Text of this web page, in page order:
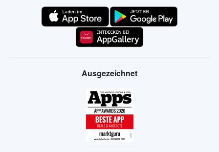
Ausgezeichnet